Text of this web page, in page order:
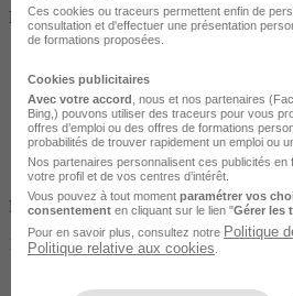
Demandeur d'emploi / Entreprise
Finançable CPF
1650 €
Ces cookies ou traceurs permettent enfin de
consultation et d'effectuer une présentation
de formations proposées.
Cookies publicitaires
Avec votre accord , nous et nos partenaires
Bing,) pouvons utiliser des traceurs pour vous
offres d’emploi ou des offres de formations
probabilités de trouver rapidement un emploi ou
Nos partenaires personnalisent ces publicités en
votre profil et de vos centres d’intérêt.
Vous pouvez à tout moment paramétrer vos
consentement en cliquant sur le lien "Gérer les
Pour en savoir plus, consultez notre Politique
Politique relative aux cookies